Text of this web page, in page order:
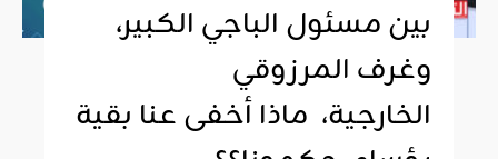
بين مسئول الباجي الكبير،
وغرف المرزوقي
الخارجية، ماذا أخفى عنا بقية